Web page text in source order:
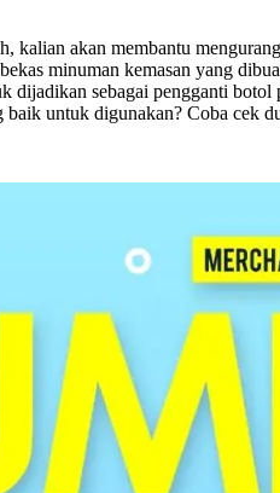
kalian akan membantu
minuman kemasan yang
dijadikan sebagai pengganti
untuk digunakan? Coba cek